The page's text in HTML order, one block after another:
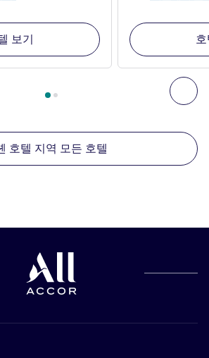
다른 시설 다
있는 다른 시설 1 :, 주변에 있는 다른 시
보기
호텔 지역 모든 호텔